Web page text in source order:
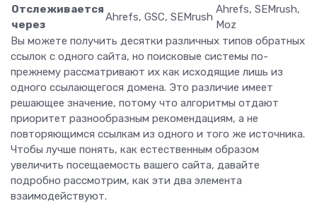
Отслеживается
через
Ahrefs, GSC, SEMrush
Ahrefs, SEMrush,
Moz
Вы можете получить десятки различных типов обратных
ссылок с одного сайта, но поисковые системы по-
прежнему рассматривают их как исходящие лишь из
одного ссылающегося домена. Это различие имеет
решающее значение, потому что алгоритмы отдают
приоритет разнообразным рекомендациям, а не
повторяющимся ссылкам из одного и того же источника.
Чтобы лучше понять, как естественным образом
увеличить посещаемость вашего сайта, давайте
подробно рассмотрим, как эти два элемента
взаимодействуют.